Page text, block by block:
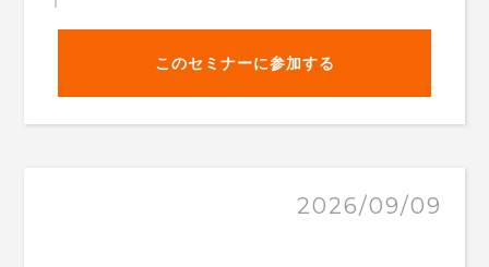
このセミナーに参加する
2026/09/09